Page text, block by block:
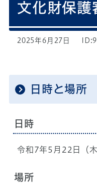
文化財保護
2025年6月27日
日時と場所
日時
令和7年5月22日（木
場所